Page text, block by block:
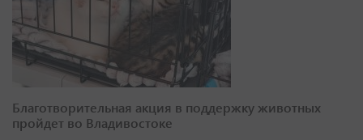
Благотворительная акция в поддержку животных
пройдет во Владивостоке